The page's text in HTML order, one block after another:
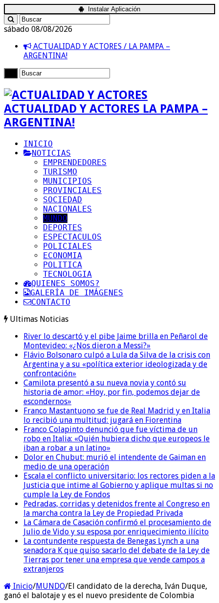
Instalar Aplicación
sábado 08/08/2026
ACTUALIDAD Y ACTORES / LA PAMPA –
ARGENTINA!
ACTUALIDAD Y ACTORES LA PAMPA –
ARGENTINA!
INICIO
NOTICIAS
EMPRENDEDORES
TURISMO
MUNICIPIOS
PROVINCIALES
SOCIEDAD
NACIONALES
MUNDO
DEPORTES
ESPECTACULOS
POLICIALES
ECONOMIA
POLITICA
TECNOLOGIA
QUIENES SOMOS?
GALERÍA DE IMÁGENES
CONTACTO
Ultimas Noticias
River lo descartó y el pibe Jaime brilla en Peñarol de
Montevideo: «¿Nos dieron a Messi?»
Flávio Bolsonaro culpó a Lula da Silva de la crisis con
Argentina y a su «política exterior ideologizada y de
confrontación»
Camilota presentó a su nueva novia y contó su
historia de amor: «Hoy, por fin, podemos dejar de
escondernos»
Franco Mastantuono se fue de Real Madrid y en Italia
lo recibió una multitud: jugará en Fiorentina
Franco Colapinto denunció que fue víctima de un
robo en Italia: «Quién hubiera dicho que europeos le
iban a robar a un latino»
Dolor en Chubut: murió el intendente de Gaiman en
medio de una operación
Escala el conflicto universitario: los rectores piden a la
Justicia que intime al Gobierno y aplique multas si no
cumple la Ley de Fondos
Pedradas, corridas y detenidos frente al Congreso en
la marcha contra la Ley de Propiedad Privada
La Cámara de Casación confirmó el procesamiento de
Julio de Vido y su esposa por enriquecimiento ilícito
La contundente respuesta de Benegas Lynch a una
senadora K que quiso sacarlo del debate de la Ley de
Tierras por tener una empresa que vende campos a
extranjeros
Inicio/MUNDO/El candidato de la derecha, Iván Duque,
ganó el balotaje y es el nuevo presidente de Colombia